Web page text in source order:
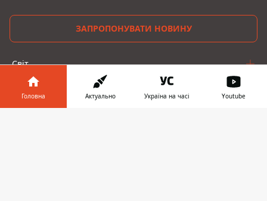
ЗАПРОПОНУВАТИ НОВИНУ
Світ
Україна
Головна Актуально Україна на часі Youtube